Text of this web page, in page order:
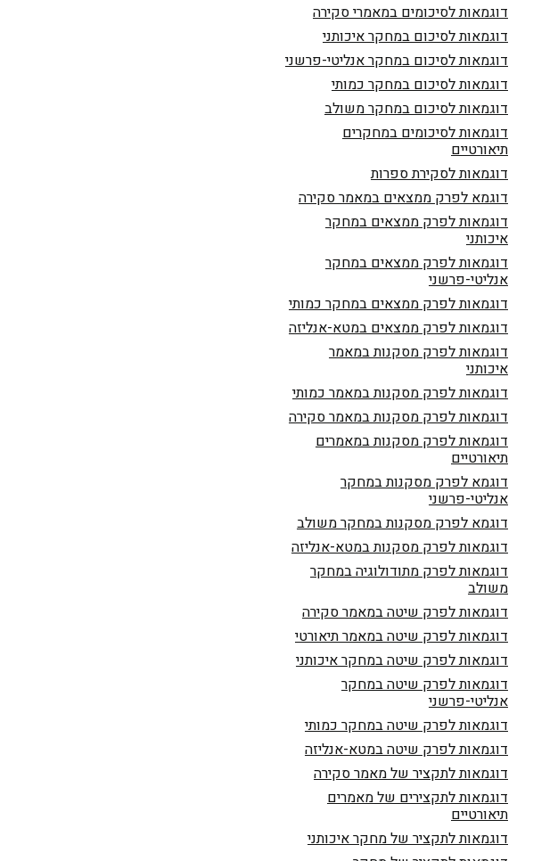
דוגמאות לסיכומים במאמרי סקירה
דוגמאות לסיכום במחקר איכותני
דוגמאות לסיכום במחקר אנליטי-פרשני
דוגמאות לסיכום במחקר כמותי
דוגמאות לסיכום במחקר משולב
דוגמאות לסיכומים במחקרים
תיאורטיים
דוגמאות לסקירת ספרות
דוגמא לפרק ממצאים במאמר סקירה
דוגמאות לפרק ממצאים במחקר
איכותני
דוגמאות לפרק ממצאים במחקר
אנליטי-פרשני
דוגמאות לפרק ממצאים במחקר כמותי
דוגמאות לפרק ממצאים במטא-אנליזה
דוגמאות לפרק מסקנות במאמר
איכותני
דוגמאות לפרק מסקנות במאמר כמותי
דוגמאות לפרק מסקנות במאמר סקירה
דוגמאות לפרק מסקנות במאמרים
תיאורטיים
דוגמא לפרק מסקנות במחקר
אנליטי-פרשני
דוגמא לפרק מסקנות במחקר משולב
דוגמאות לפרק מסקנות במטא-אנליזה
דוגמאות לפרק מתודולוגיה במחקר
משולב
דוגמאות לפרק שיטה במאמר סקירה
דוגמאות לפרק שיטה במאמר תיאורטי
דוגמאות לפרק שיטה במחקר איכותני
דוגמאות לפרק שיטה במחקר
אנליטי-פרשני
דוגמאות לפרק שיטה במחקר כמותי
דוגמאות לפרק שיטה במטא-אנליזה
דוגמאות לתקציר של מאמר סקירה
דוגמאות לתקצירים של מאמרים
תיאורטיים
דוגמאות לתקציר של מחקר איכותני